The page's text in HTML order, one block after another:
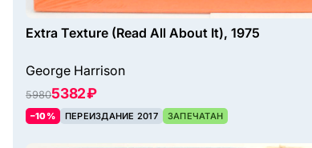
Extra Texture (Read All About It), 1975
George Harrison
59805382 ₽
–10% ПЕРЕИЗДАНИЕ 2017 ЗАПЕЧАТАН